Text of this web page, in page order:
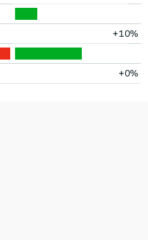
+10%
+0%